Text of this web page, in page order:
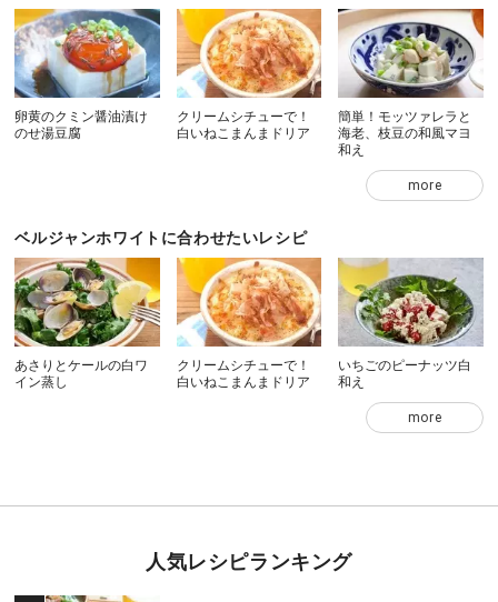
卵黄のクミン醤油漬け
のせ湯豆腐
クリームシチューで！
白いねこまんまドリア
簡単！モッツァレラと
海老、枝豆の和風マヨ
和え
more
ベルジャンホワイトに合わせたいレシピ
あさりとケールの白ワ
イン蒸し
クリームシチューで！
白いねこまんまドリア
いちごのピーナッツ白
和え
more
人気レシピランキング